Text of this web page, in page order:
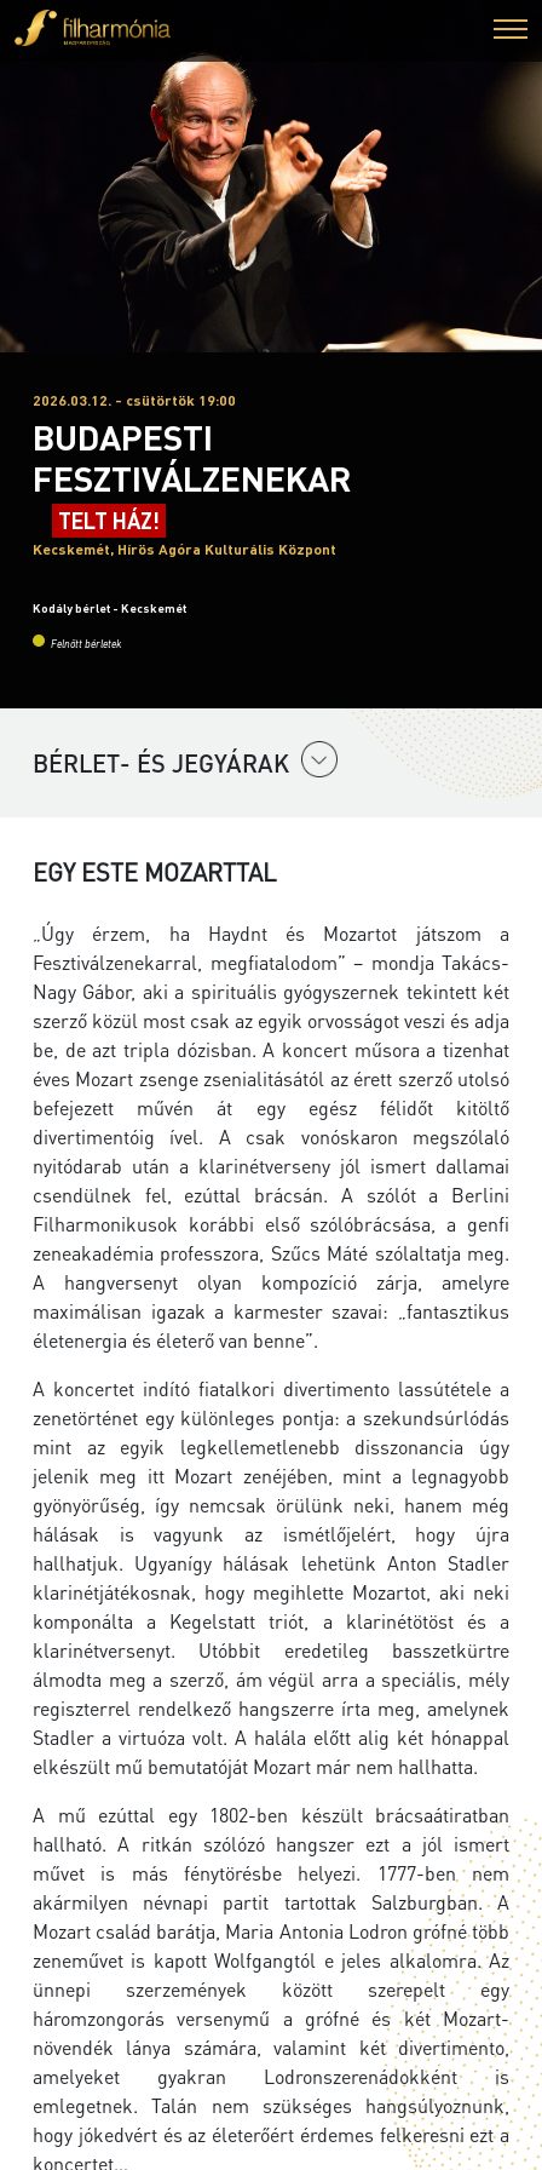
2026.03.12. - csütörtök 19:00
BUDAPESTI
FESZTIVÁLZENEKAR
TELT HÁZ!
Kecskemét, Hírös Agóra Kulturális Központ
Kodály bérlet - Kecskemét
Felnőtt bérletek
BÉRLET- ÉS JEGYÁRAK
EGY ESTE MOZARTTAL
„Úgy érzem, ha Haydnt és Mozartot játszom a
Fesztiválzenekarral, megfiatalodom” – mondja Takács-
Nagy Gábor, aki a spirituális gyógyszernek tekintett két
szerző közül most csak az egyik orvosságot veszi és adja
be, de azt tripla dózisban. A koncert műsora a tizenhat
éves Mozart zsenge zsenialitásától az érett szerző utolsó
befejezett művén át egy egész félidőt kitöltő
divertimentóig ível. A csak vonóskaron megszólaló
nyitódarab után a klarinétverseny jól ismert dallamai
csendülnek fel, ezúttal brácsán. A szólót a Berlini
Filharmonikusok korábbi első szólóbrácsása, a genfi
zeneakadémia professzora, Szűcs Máté szólaltatja meg.
A hangversenyt olyan kompozíció zárja, amelyre
maximálisan igazak a karmester szavai: „fantasztikus
életenergia és életerő van benne”.
A koncertet indító fiatalkori divertimento lassútétele a
zenetörténet egy különleges pontja: a szekundsúrlódás
mint az egyik legkellemetlenebb disszonancia úgy
jelenik meg itt Mozart zenéjében, mint a legnagyobb
gyönyörűség, így nemcsak örülünk neki, hanem még
hálásak is vagyunk az ismétlőjelért, hogy újra
hallhatjuk. Ugyanígy hálásak lehetünk Anton Stadler
klarinétjátékosnak, hogy megihlette Mozartot, aki neki
komponálta a Kegelstatt triót, a klarinétötöst és a
klarinétversenyt. Utóbbit eredetileg basszetkürtre
álmodta meg a szerző, ám végül arra a speciális, mély
regiszterrel rendelkező hangszerre írta meg, amelynek
Stadler a virtuóza volt. A halála előtt alig két hónappal
elkészült mű bemutatóját Mozart már nem hallhatta.
A mű ezúttal egy 1802-ben készült brácsaátiratban
hallható. A ritkán szólózó hangszer ezt a jól ismert
művet is más fénytörésbe helyezi. 1777-ben nem
akármilyen névnapi partit tartottak Salzburgban. A
Mozart család barátja, Maria Antonia Lodron grófné több
zeneművet is kapott Wolfgangtól e jeles alkalomra. Az
ünnepi szerzemények között szerepelt egy
háromzongorás versenymű a grófné és két Mozart-
növendék lánya számára, valamint két divertimento,
amelyeket gyakran Lodronszerenádokként is
emlegetnek. Talán nem szükséges hangsúlyoznunk,
hogy jókedvért és az életerőért érdemes felkeresni ezt a
koncertet…